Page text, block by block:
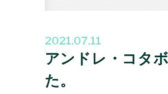
2021.07.11
アンドレ・コタ
た。